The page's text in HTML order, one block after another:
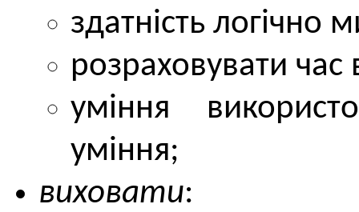
здатність логічно
розраховувати
уміння
уміння;
виховати: